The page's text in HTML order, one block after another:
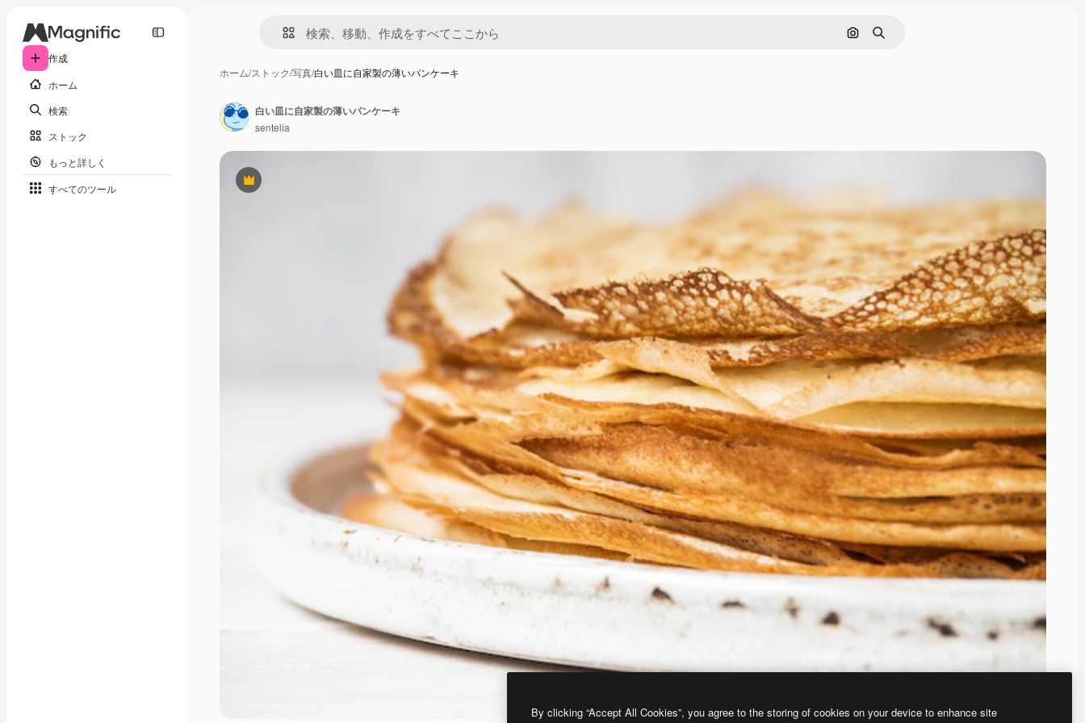
作成
ホーム
検索
ストック
もっと詳しく
すべてのツール
画像で検索
検索
ホーム/ストック/写真/白い皿に自家製の薄いパンケーキ
Premium
白い皿に自家製の薄いパンケーキ
sentelia
By clicking “Accept All Cookies”, you agree to the storing of cookies on your device to enhance site